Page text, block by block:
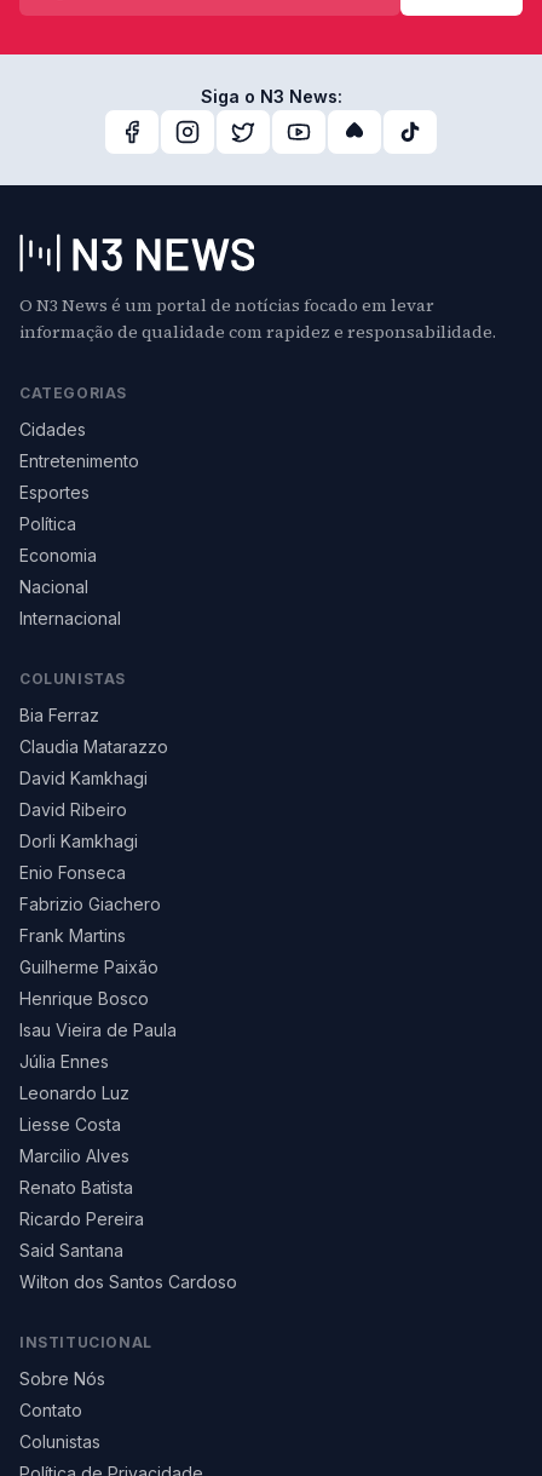
Siga o N3 News:
O N3 News é um portal de notícias focado em levar
informação de qualidade com rapidez e responsabilidade.
CATEGORIAS
Cidades
Entretenimento
Esportes
Política
Economia
Nacional
Internacional
COLUNISTAS
Bia Ferraz
Claudia Matarazzo
David Kamkhagi
David Ribeiro
Dorli Kamkhagi
Enio Fonseca
Fabrizio Giachero
Frank Martins
Guilherme Paixão
Henrique Bosco
Isau Vieira de Paula
Júlia Ennes
Leonardo Luz
Liesse Costa
Marcilio Alves
Renato Batista
Ricardo Pereira
Said Santana
Wilton dos Santos Cardoso
INSTITUCIONAL
Sobre Nós
Contato
Colunistas